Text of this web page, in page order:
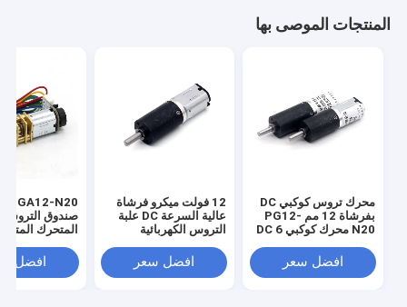
المنتجات الموصى بها
محرك تروس كوكبي DC
بفرشاة 12 مم PG12-
N20 محرك كوكبي DC 6
منخفضة محرك صغير
افضل سعر
12 فولت ميكرو فرشاة
عالية السرعة DC علبة
التروس الكهربائية
12 ملم DC محرك إزالة
التروس
افضل سعر
صندوق التروس
المتحرك
افضل